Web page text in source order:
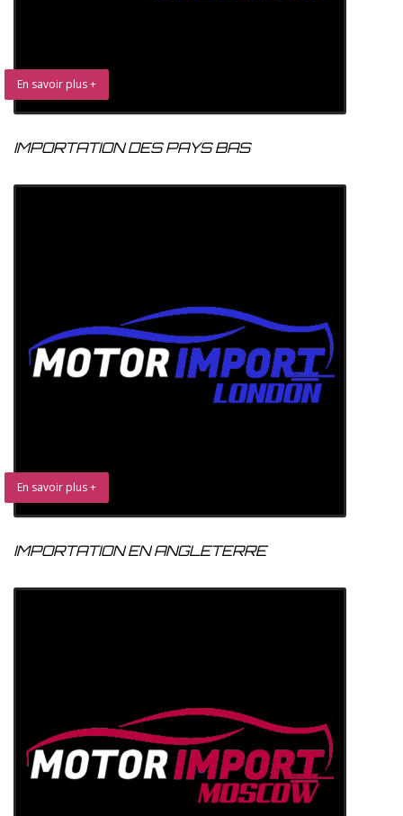
En savoir plus +
IMPORTATION DES PAYS BAS
En savoir plus +
IMPORTATION EN ANGLETERRE